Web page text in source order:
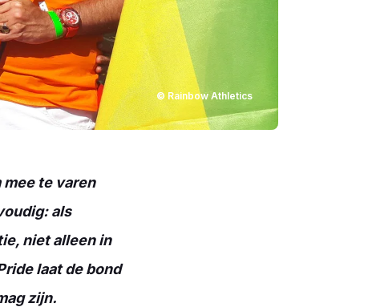
© Rainbow Athletics
te varen
als
niet alleen in
laat de bond
zijn.